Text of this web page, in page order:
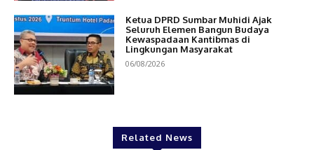
Ketua DPRD Sumbar Muhidi Ajak
Seluruh Elemen Bangun Budaya
Kewaspadaan Kantibmas di
Lingkungan Masyarakat
06/08/2026
Related News